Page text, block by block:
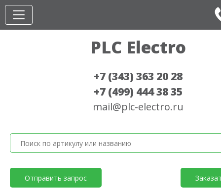
PLC Electro
+7 (343) 363 20 28
+7 (499) 444 38 35
mail@plc-electro.ru
Отправить запрос